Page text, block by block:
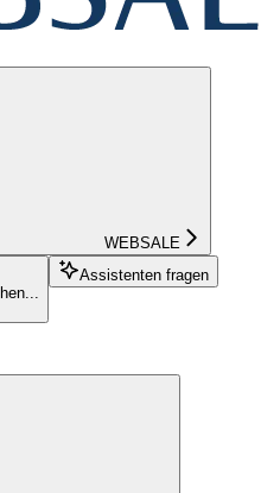
WEBSALE
Assistenten fragen